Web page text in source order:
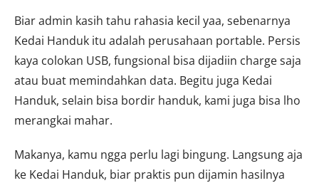
Biar admin kasih tahu rahasia kecil yaa, sebenarnya
Kedai Handuk itu adalah perusahaan portable. Persis
kaya colokan USB, fungsional bisa dijadiin charge saja
atau buat memindahkan data. Begitu juga Kedai
Handuk, selain bisa bordir handuk, kami juga bisa lho
merangkai mahar.
Makanya, kamu ngga perlu lagi bingung. Langsung aja
ke Kedai Handuk, biar praktis pun dijamin hasilnya